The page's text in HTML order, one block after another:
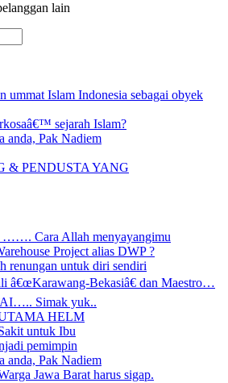
lain
ummat Islam Indonesia sebagai obyek
sejarah Islam?
anda, Pak Nadiem
& PENDUSTA YANG
……. Cara Allah menyayangimu
Project alias DWP ?
renungan untuk diri sendiri
â€œKarawang-Bekasiâ€ dan Maestro…
Simak yuk..
HELM
untuk Ibu
pemimpin
anda, Pak Nadiem
Jawa Barat harus sigap.